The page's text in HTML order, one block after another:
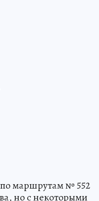
по маршрутам № 552
но с некоторыми